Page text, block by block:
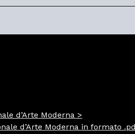
d’Arte Moderna >
d’Arte Moderna in formato